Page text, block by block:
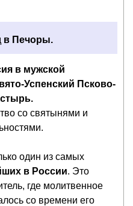
в Печоры.
в мужской
Успенский Псково-
со святынями и
один из самых
в России. Это
где молитвенное
со времени его